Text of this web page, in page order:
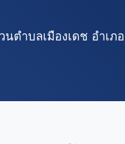
ตำบลเมืองเดช อำเภอ